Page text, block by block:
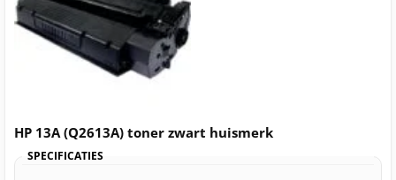
HP 13A (Q2613A) toner zwart huismerk
SPECIFICATIES